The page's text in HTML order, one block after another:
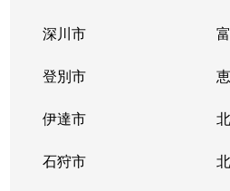
深川市
登別市
伊達市
石狩市